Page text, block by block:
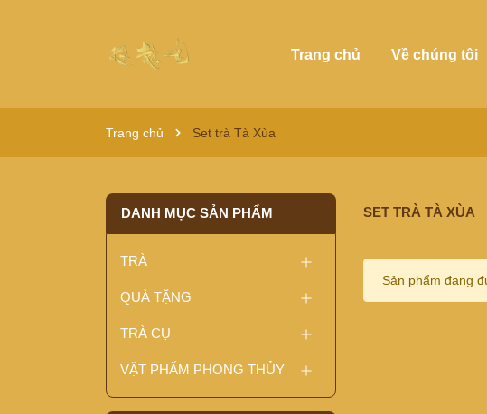
Trang chủ Về chúng tôi
Trang chủ Set trà Tà Xùa
DANH MỤC SẢN PHẨM
TRÀ
QUÀ TẶNG
TRÀ CỤ
VẬT PHẨM PHONG THỦY
SET TRÀ TÀ XÙA
Sản phẩm đang